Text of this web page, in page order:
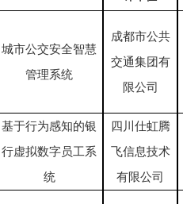
城市公交安全智慧
管理系统
成都市公共
交通集团有
限公司
基于行为感知的银
行虚拟数字员工系
统
四川仕虹腾
飞信息技术
有限公司